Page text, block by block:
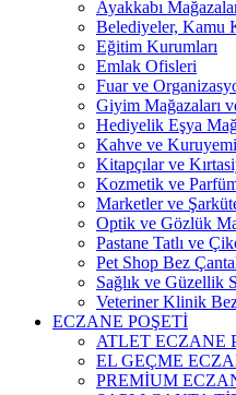
Ayakkabı
Belediyeler, Kamu
Eğitim Kurumları
Emlak Ofisleri
Fuar ve
Giyim Mağazaları
Hediyelik Eşya
Kahve ve
Kitapçılar ve
Kozmetik ve
Marketler ve
Optik ve Gözlük
Pastane Tatlı ve
Pet Shop Bez
Sağlık ve Güzellik
Veteriner Klinik
ECZANE POŞETİ
ATLET ECZANE
EL GEÇME
PREMİUM